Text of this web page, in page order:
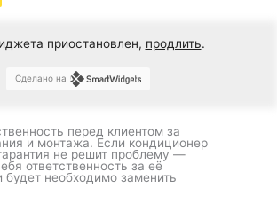
приостановлен, продлить.
Сделано на
перед клиентом за
и монтажа. Если кондиционер
не решит проблему —
ответственность за её
необходимо заменить